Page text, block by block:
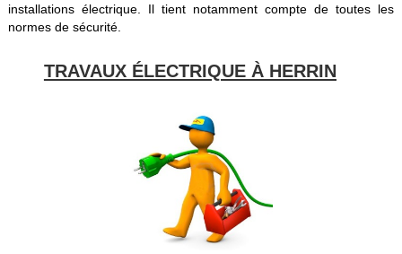
installations électrique. Il tient notamment compte de toutes les
normes de sécurité.
TRAVAUX ÉLECTRIQUE À HERRIN